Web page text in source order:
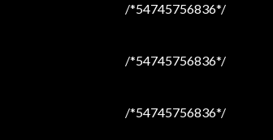
/*54745756836*/
/*54745756836*/
/*54745756836*/